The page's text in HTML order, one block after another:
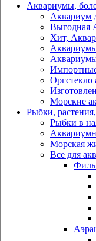
Аквариумы,
Аквариум
Выгодная
Хит,
Морские
Рыбки,
Рыбки в
Морская
Все для